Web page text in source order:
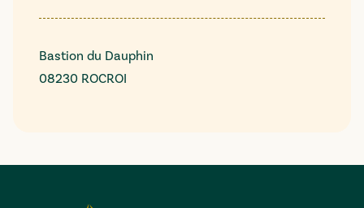
Bastion du Dauphin
08230 ROCROI